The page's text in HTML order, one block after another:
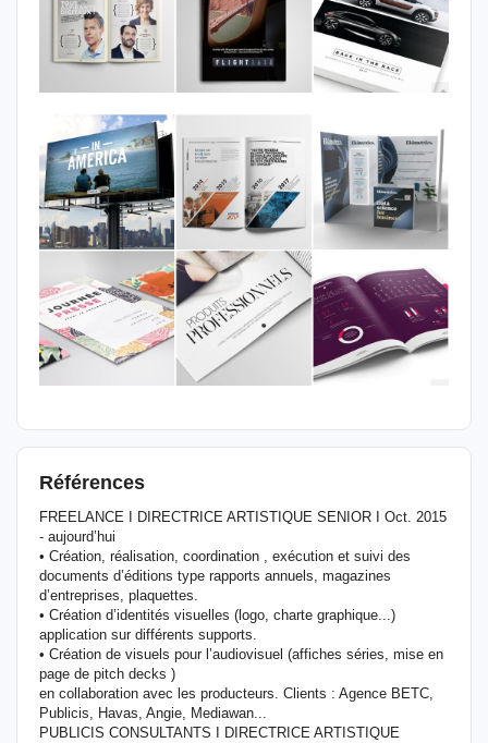
Références
FREELANCE I DIRECTRICE ARTISTIQUE SENIOR I Oct. 2015
- aujourd’hui
• Création, réalisation, coordination , exécution et suivi des
documents d’éditions type rapports annuels, magazines
d’entreprises, plaquettes.
• Création d’identités visuelles (logo, charte graphique...)
application sur différents supports.
• Création de visuels pour l’audiovisuel (affiches séries, mise en
page de pitch decks )
en collaboration avec les producteurs. Clients : Agence BETC,
Publicis, Havas, Angie, Mediawan...
PUBLICIS CONSULTANTS I DIRECTRICE ARTISTIQUE